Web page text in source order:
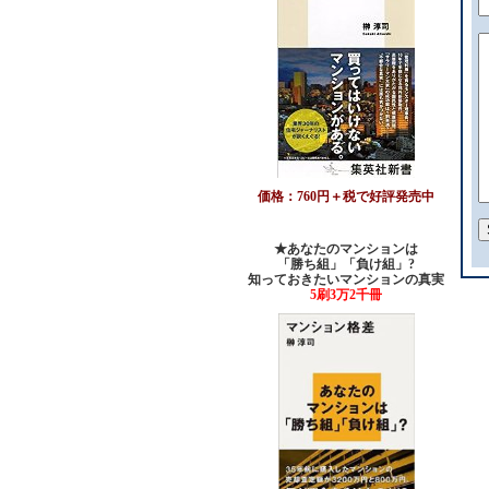
価格：760円＋税で好評発売中
★あなたのマンションは
「勝ち組」「負け組」?
知っておきたいマンションの真実
5刷3万2千冊